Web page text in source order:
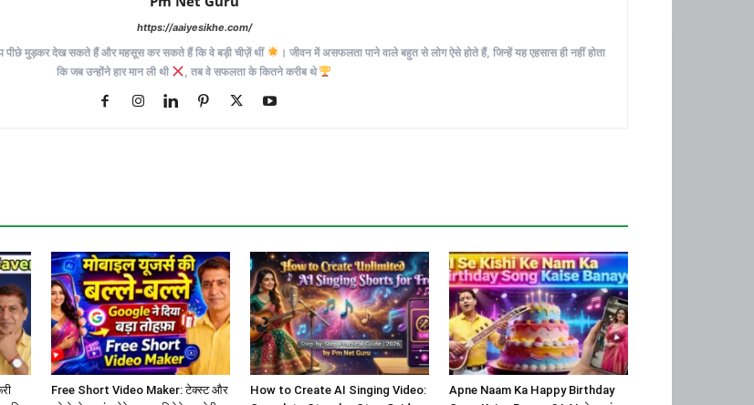
https://aaiyesikhe.com/
पीछे मुड़कर देख सकते हैं और महसूस कर सकते हैं कि वे बड़ी चीज़ें थीं
। जीवन में असफलता पाने वाले बहुत से लोग ऐसे होते हैं, जिन्हें यह एहसास ही नहीं होता
कि जब उन्होंने हार मान ली थी
, तब वे सफलता के कितने करीब थे
Free Short Video Maker: टेक्स्ट और
How to Create AI Singing Video:
Apne Naam Ka Happy Birthday